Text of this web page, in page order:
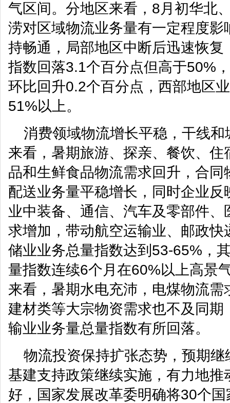
气区间。分地区来看，8月初华北
涝对区域物流业务量有一定程度
持畅通，局部地区中断后迅速恢
指数回落3.1个百分点但高于50%
环比回升0.2个百分点，西部地区
51%以上。
消费领域物流增长平稳，干线
来看，暑期旅游、探亲、餐饮、
品和生鲜食品物流需求回升，合
配送业务量平稳增长，同时企业
业中装备、通信、汽车及零部件
求增加，带动航空运输业、邮政
储业业务总量指数达到53-65%，
量指数连续6个月在60%以上高景
来看，暑期水电充沛，电煤物流
建材类等大宗物资需求也不及同
输业业务量总量指数有所回落。
物流投资保持扩张态势，预期
基建支持政策继续实施，有力地
好，国家发展改革委明确将30个